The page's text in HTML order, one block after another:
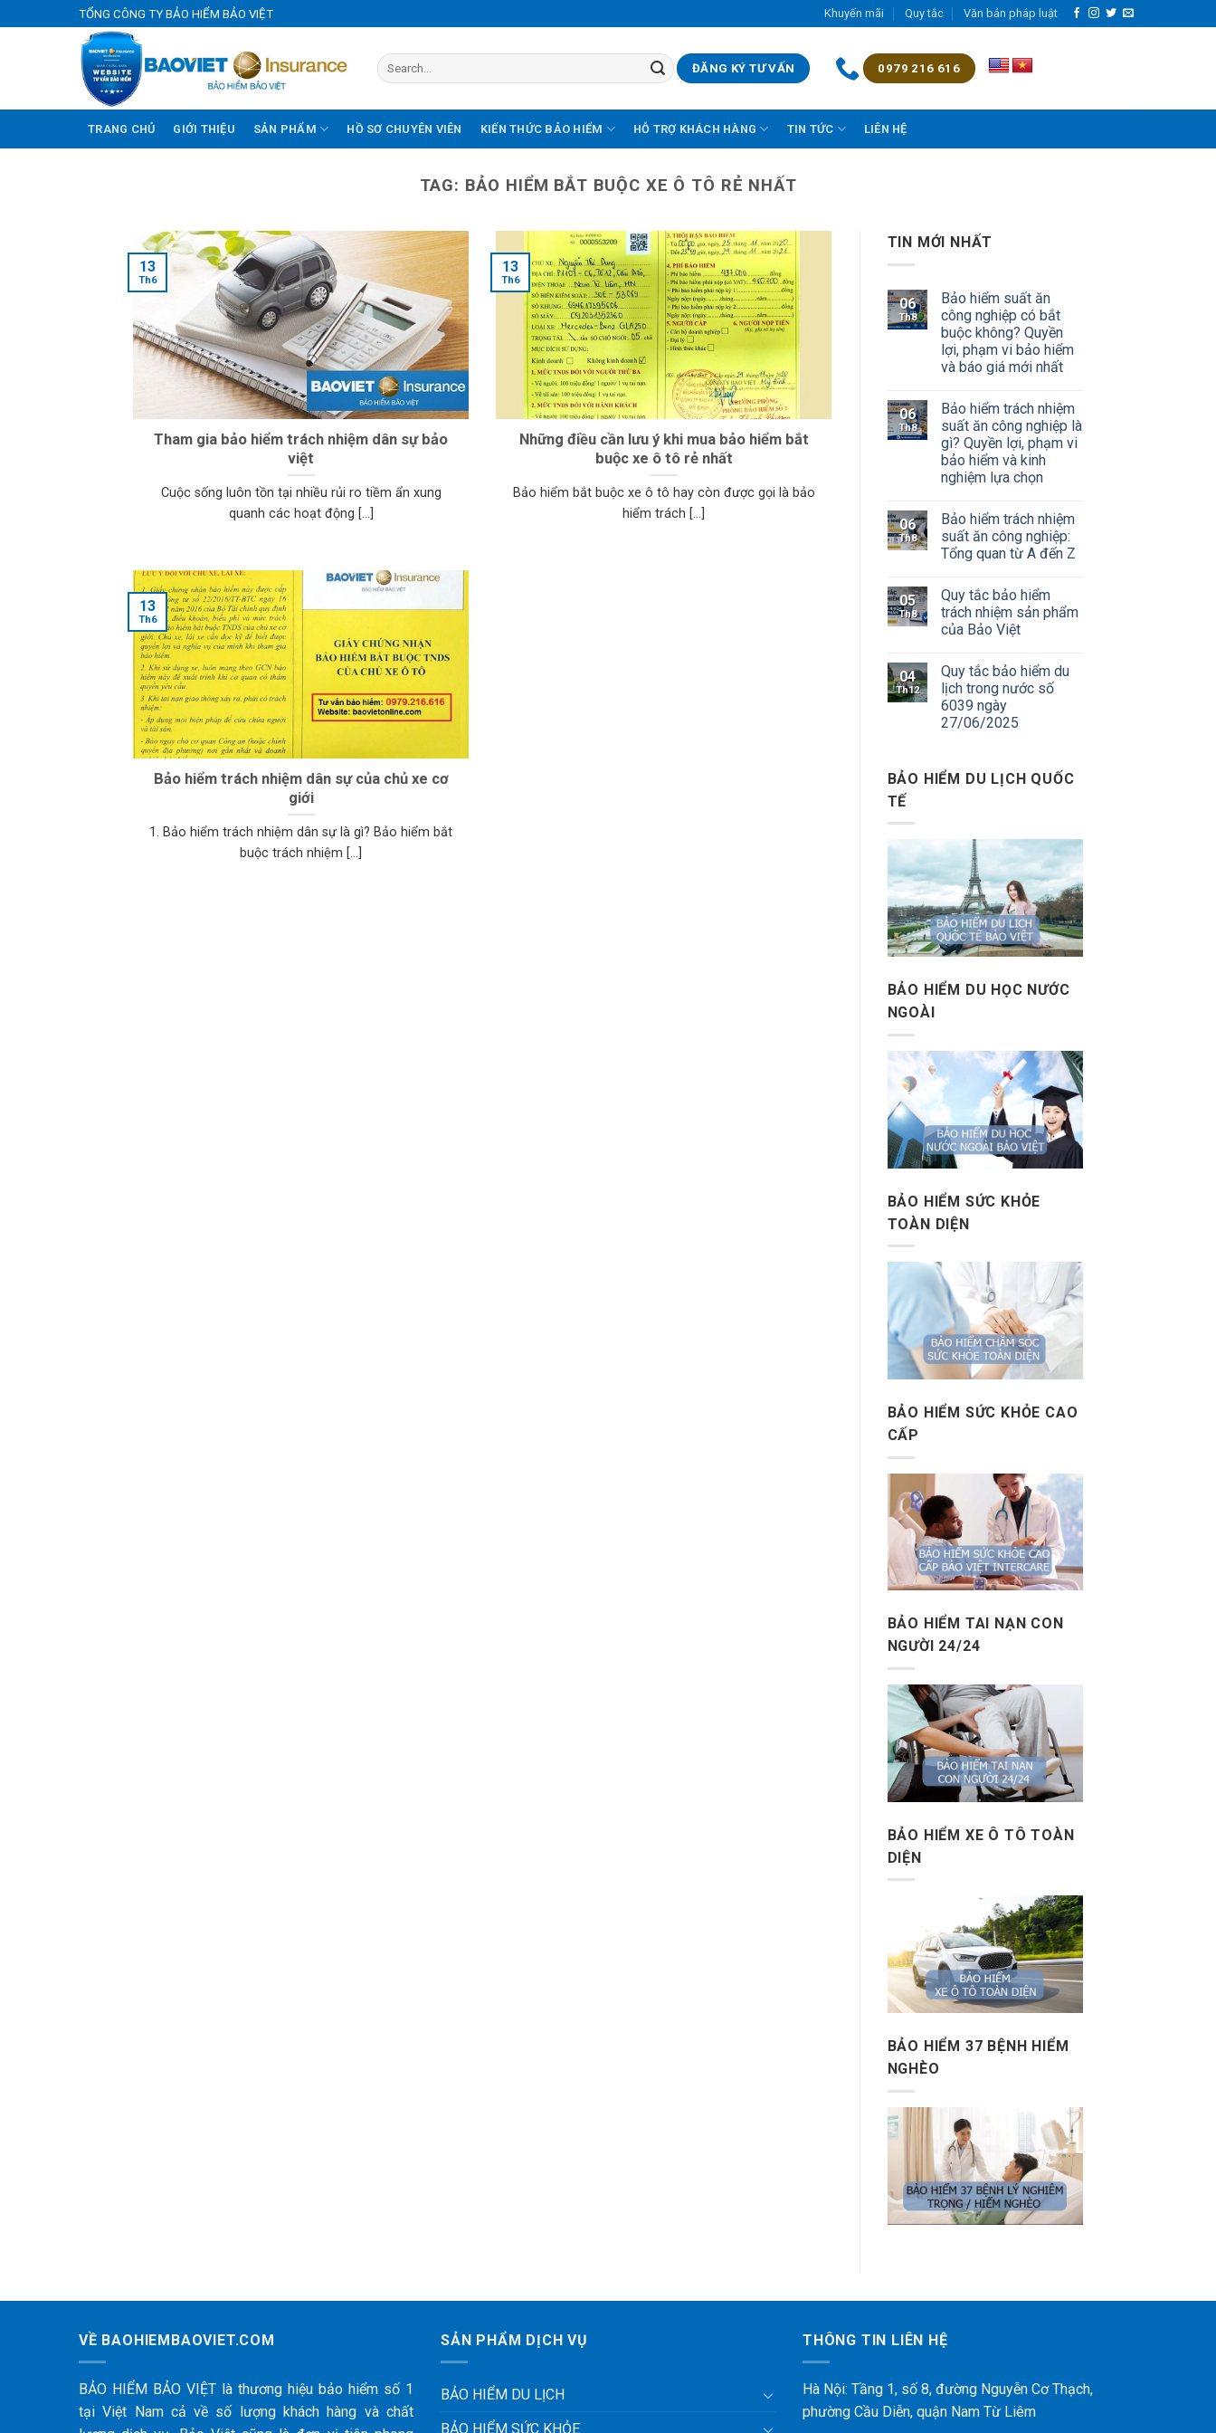
to
TỔNG CÔNG TY BẢO HIỂM BẢO VIỆT Khuyến mãi Quy tắc Văn bản pháp luật
ĐĂNG KÝ TƯ VẤN 0979 216 616
TRANG CHỦ GIỚI THIỆU SẢN PHẨM HỒ SƠ CHUYÊN VIÊN KIẾN THỨC BẢO HIỂM HỖ TRỢ KHÁCH HÀNG TIN TỨC LIÊN HỆ
TAG: BẢO HIỂM BẮT BUỘC XE Ô TÔ RẺ NHẤT
Tham gia bảo hiểm trách nhiệm dân sự bảo
việt
Cuộc sống luôn tồn tại nhiều rủi ro tiềm ẩn xung
quanh các hoạt động [...]
13
Th6
Những điều cần lưu ý khi mua bảo hiểm bắt
buộc xe ô tô rẻ nhất
Bảo hiểm bắt buộc xe ô tô hay còn được gọi là bảo
hiểm trách [...]
13
Th6
Bảo hiểm trách nhiệm dân sự của chủ xe cơ
giới
1. Bảo hiểm trách nhiệm dân sự là gì? Bảo hiểm bắt
buộc trách nhiệm [...]
13
Th6
TIN MỚI NHẤT
06
Th8
Bảo hiểm suất ăn
công nghiệp có bắt
buộc không? Quyền
lợi, phạm vi bảo hiểm
và báo giá mới nhất
06
Th8
Bảo hiểm trách nhiệm
suất ăn công nghiệp là
gì? Quyền lợi, phạm vi
bảo hiểm và kinh
nghiệm lựa chọn
06
Th8
Bảo hiểm trách nhiệm
suất ăn công nghiệp:
Tổng quan từ A đến Z
05
Th8
Quy tắc bảo hiểm
trách nhiệm sản phẩm
của Bảo Việt
04
Th12
Quy tắc bảo hiểm du
lịch trong nước số
6039 ngày
27/06/2025
BẢO HIỂM DU LỊCH QUỐC
TẾ
BẢO HIỂM DU HỌC NƯỚC
NGOÀI
BẢO HIỂM SỨC KHỎE
TOÀN DIỆN
BẢO HIỂM SỨC KHỎE CAO
CẤP
BẢO HIỂM TAI NẠN CON
NGƯỜI 24/24
BẢO HIỂM XE Ô TÔ TOÀN
DIỆN
BẢO HIỂM 37 BỆNH HIỂM
NGHÈO
VỀ BAOHIEMBAOVIET.COM
BẢO HIỂM BẢO VIỆT là thương hiệu bảo hiểm số 1
tại Việt Nam cả về số lượng khách hàng và chất
SẢN PHẨM DỊCH VỤ
BẢO HIỂM DU LỊCH
BẢO HIỂM SỨC KHỎE
THÔNG TIN LIÊN HỆ
Hà Nội: Tầng 1, số 8, đường Nguyễn Cơ Thạch,
phường Cầu Diễn, quận Nam Từ Liêm